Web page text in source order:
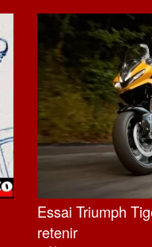
Essai Triumph
retenir